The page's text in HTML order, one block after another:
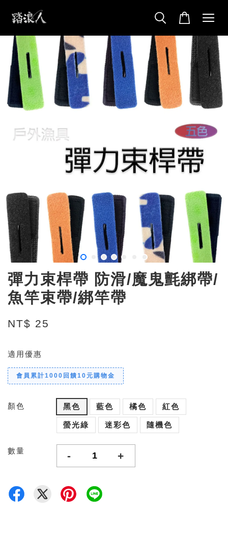
彈力束桿帶 防滑/魔鬼氈綁帶/
魚竿束帶/綁竿帶
NT$ 25
適用優惠
會員累計1000回饋10元購物金
顏色 黑色 藍色 橘色 紅色
螢光綠 迷彩色 隨機色
數量 - +